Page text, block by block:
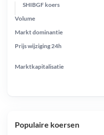
SHIBGF koers
Prijs wijziging 24h
Markt dominantie
Marktkapitalisatie
Volume
Populaire koersen